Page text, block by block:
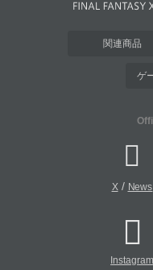
関連商品
ゲ
X/ News
Instagram